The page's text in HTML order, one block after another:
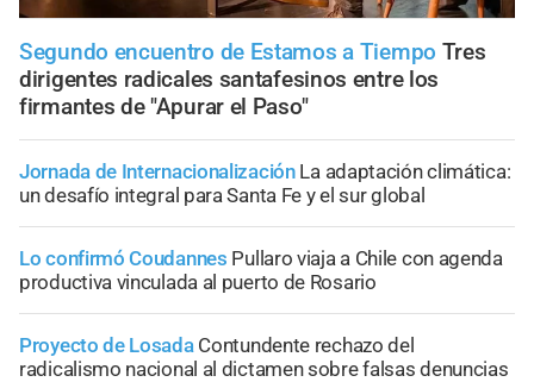
Segundo encuentro de Estamos a Tiempo Tres
dirigentes radicales santafesinos entre los
firmantes de "Apurar el Paso"
Jornada de Internacionalización La adaptación climática:
un desafío integral para Santa Fe y el sur global
Lo confirmó Coudannes Pullaro viaja a Chile con agenda
productiva vinculada al puerto de Rosario
Proyecto de Losada Contundente rechazo del
radicalismo nacional al dictamen sobre falsas denuncias